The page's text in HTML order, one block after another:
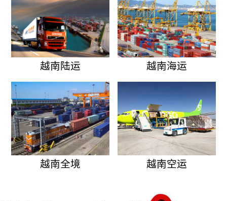
越南陆运 越南海运
越南全境 越南空运